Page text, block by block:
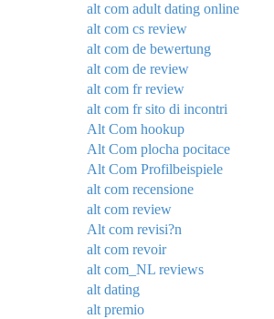
alt com adult dating online
alt com cs review
alt com de bewertung
alt com de review
alt com fr review
alt com fr sito di incontri
Alt Com hookup
Alt Com plocha pocitace
Alt Com Profilbeispiele
alt com recensione
alt com review
Alt com revisi?n
alt com revoir
alt com_NL reviews
alt dating
alt premio